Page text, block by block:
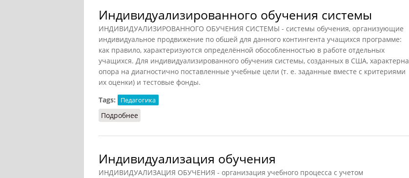
Индивидуализированного обучения системы
ИНДИВИДУАЛИЗИРОВАННОГО ОБУЧЕНИЯ СИСТЕМЫ - системы обучения, организующие
индивидуальное продвижение по обшей для данного контингента учащихся программе:
как правило, характеризуются определённой обособленностью в работе отдельных
учащихся. Для индивидуализированного обучения системы, созданных в США, характерна
опора на диагностично поставленные учебные цели (т. е. заданные вместе с критериями
их оценки) и тестовые фонды.
Tags:
Педагогика
Подробнее
Индивидуализация обучения
ИНДИВИДУАЛИЗАЦИЯ ОБУЧЕНИЯ - организация учебного процесса с учетом